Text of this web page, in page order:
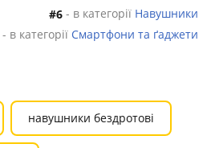
#6 - в категорії Навушники
- в категорії Смартфони та ґаджети
навушники бездротові